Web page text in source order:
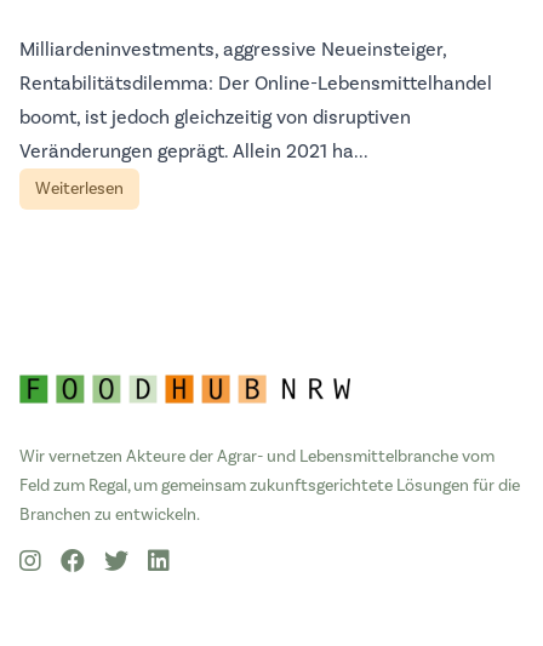
Milliardeninvestments, aggressive Neueinsteiger,
Rentabilitätsdilemma: Der Online-Lebensmittelhandel
boomt, ist jedoch gleichzeitig von disruptiven
Veränderungen geprägt. Allein 2021 ha...
Weiterlesen
Wir vernetzen Akteure der Agrar- und Lebensmittelbranche vom
Feld zum Regal, um gemeinsam zukunftsgerichtete Lösungen für die
Branchen zu entwickeln.